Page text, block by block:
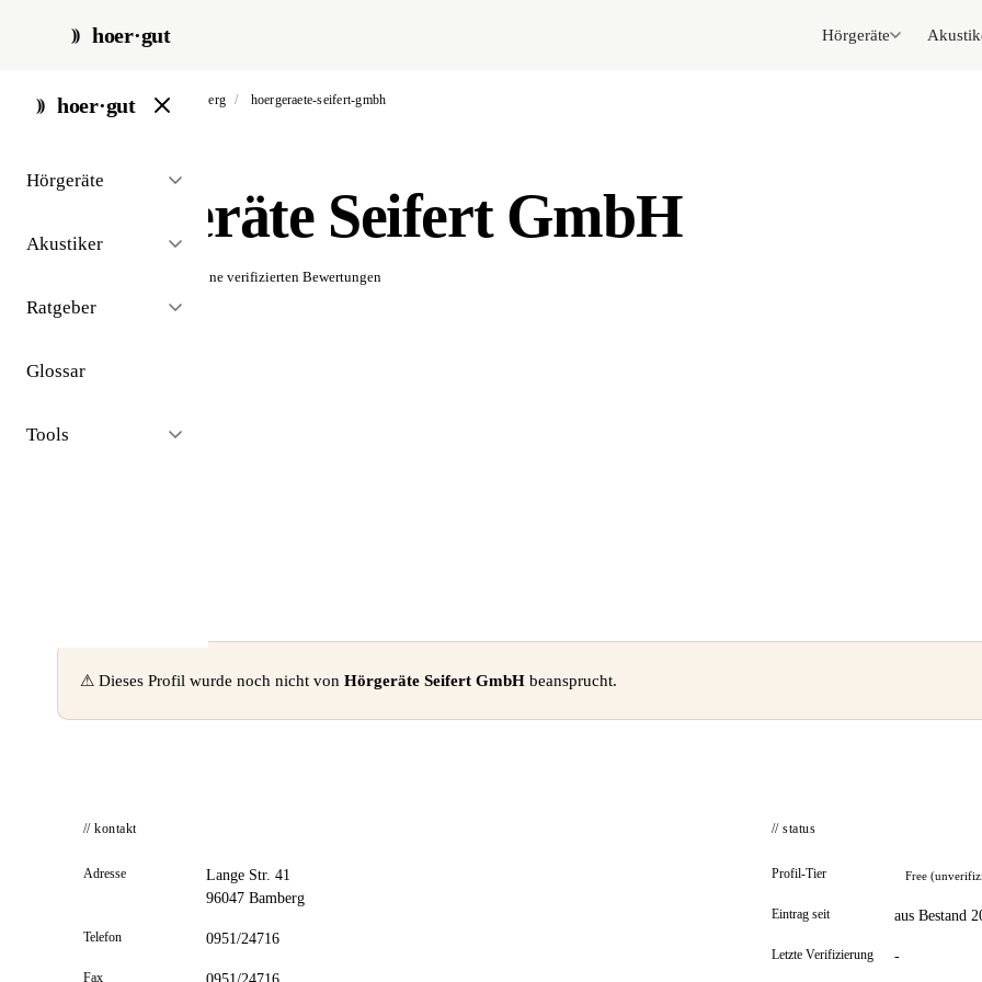
hoer·gut Hörgeräte
hoer·gut
Hörgeräte
Akustiker
Ratgeber
Glossar
Tools
start / akustiker / bamberg / hoergeraete-seifert-gmbh
Hörgeräte Seifert GmbH
Noch keine verifizierten Bewertungen
⚠ Dieses Profil wurde noch nicht von Hörgeräte Seifert GmbH beansprucht.
// kontakt
Adresse
Lange Str. 41
96047 Bamberg
Telefon 0951/24716
Fax
// status
Profil-Tier Free
Eintrag seit aus Bestand
Letzte Verifizierung -